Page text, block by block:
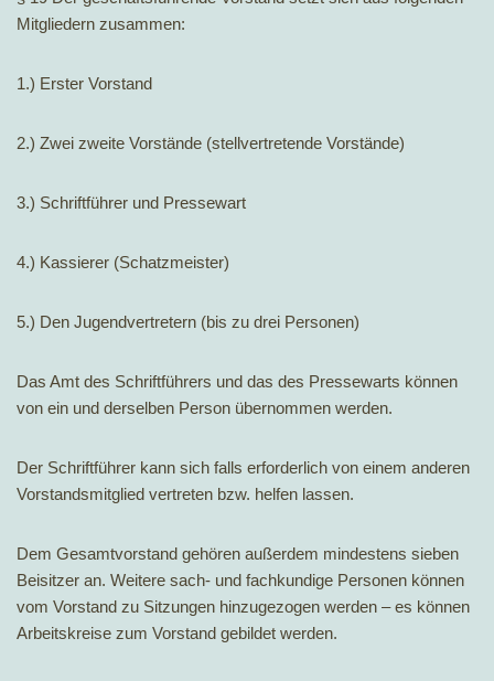
Mitgliedern zusammen:
1.) Erster Vorstand
2.) Zwei zweite Vorstände (stellvertretende Vorstände)
3.) Schriftführer und Pressewart
4.) Kassierer (Schatzmeister)
5.) Den Jugendvertretern (bis zu drei Personen)
Das Amt des Schriftführers und das des Pressewarts können
von ein und derselben Person übernommen werden.
Der Schriftführer kann sich falls erforderlich von einem anderen
Vorstandsmitglied vertreten bzw. helfen lassen.
Dem Gesamtvorstand gehören außerdem mindestens sieben
Beisitzer an. Weitere sach- und fachkundige Personen können
vom Vorstand zu Sitzungen hinzugezogen werden – es können
Arbeitskreise zum Vorstand gebildet werden.